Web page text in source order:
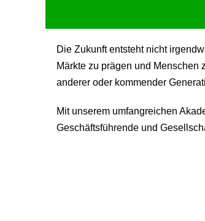
Die Zukunft entsteht nicht
Märkte zu prägen und Menschen
anderer oder kommender
Mit unserem umfangreichen
Geschäftsführende und